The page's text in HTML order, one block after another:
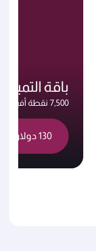
باقة التميز
7,500 نقطة أفيوس شهرياً
130 دولاراً أمريكياً شهرياً